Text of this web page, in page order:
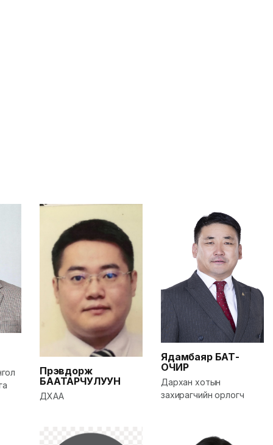
Пүрэвдорж
БААТАРЧУЛУУН
ДХАА
Ядамбаяр БАТ-
ОЧИР
Дархан хотын
захирагчийн орлогч